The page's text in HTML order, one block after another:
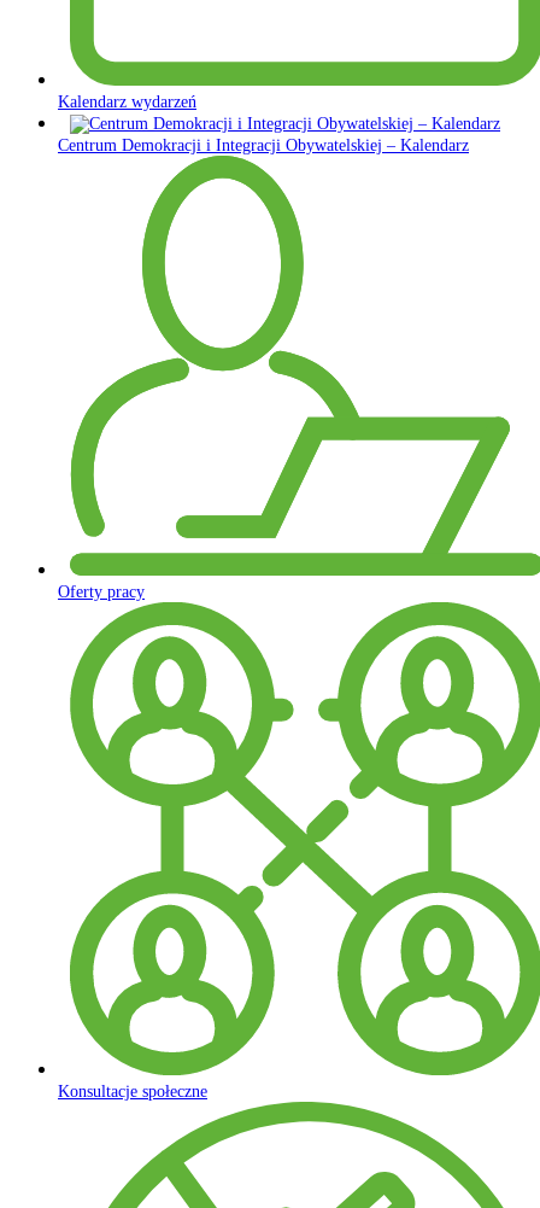
Kalendarz wydarzeń
Centrum Demokracji i Integracji Obywatelskiej – Kalendarz
Oferty pracy
Konsultacje społeczne